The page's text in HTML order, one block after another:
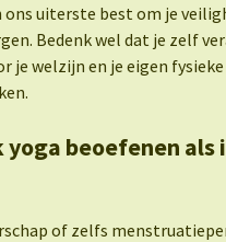
ons uiterste best om je
Bedenk wel dat je zelf
je welzijn en je eigen
yoga beoefenen als
of zelfs